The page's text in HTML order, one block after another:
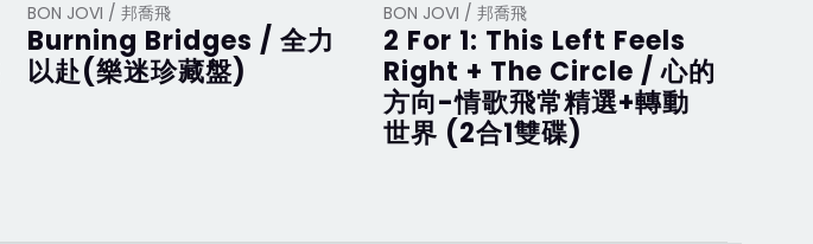
BON JOVI / 邦喬飛
Burning Bridges / 全力
以赴(樂迷珍藏盤)
BON JOVI / 邦喬飛
2 For 1: This Left Feels
Right + The Circle / 心的
方向-情歌飛常精選+轉動
世界 (2合1雙碟)